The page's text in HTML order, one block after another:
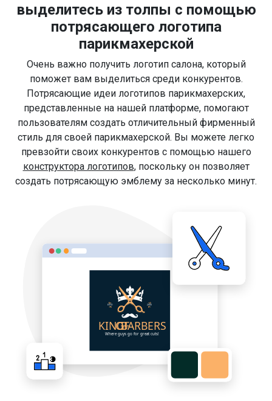
выделитесь из толпы с помощью
потрясающего логотипа
парикмахерской
Очень важно получить логотип салона, который
поможет вам выделиться среди конкурентов.
Потрясающие идеи логотипов парикмахерских,
представленные на нашей платформе, помогают
пользователям создать отличительный фирменный
стиль для своей парикмахерской. Вы можете легко
превзойти своих конкурентов с помощью нашего
конструктора логотипов, поскольку он позволяет
создать потрясающую эмблему за несколько минут.